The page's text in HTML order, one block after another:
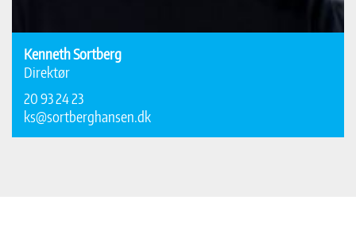
Kenneth Sortberg
Direktør
20 93 24 23
ks@sortberghansen.dk